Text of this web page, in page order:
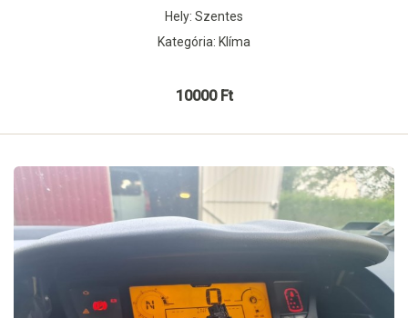
Hely: Szentes
Kategória: Klíma
10000 Ft